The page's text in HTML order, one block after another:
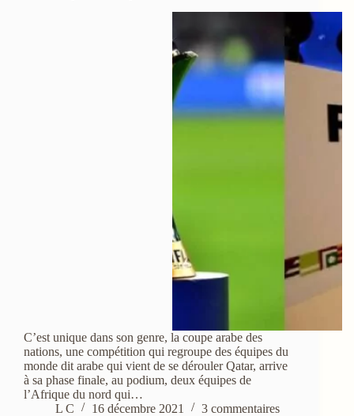
C’est unique dans son genre, la coupe arabe des
nations, une compétition qui regroupe des équipes du
monde dit arabe qui vient de se dérouler Qatar, arrive
à sa phase finale, au podium, deux équipes de
l’Afrique du nord qui…
L C
16 décembre 2021 3 commentaires